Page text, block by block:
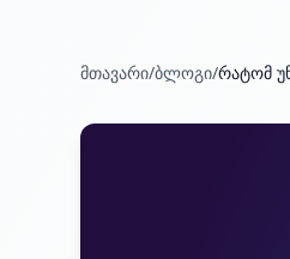
მთავარი/ბლოგი/რატომ